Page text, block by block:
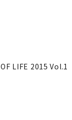
OF LIFE 2015 Vol.1